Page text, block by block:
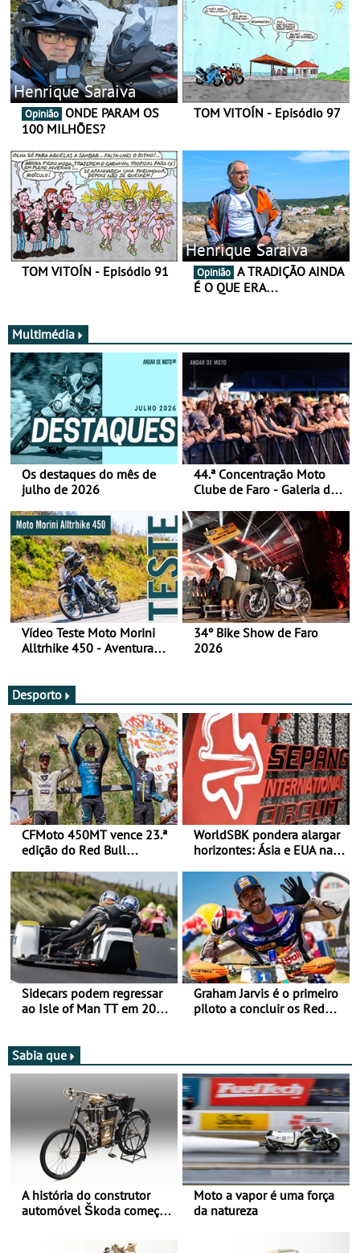
Henrique Saraiva
Opinião
100 MILHÕES?
TOM VITOÍN - Episódio 97
TOM VITOÍN - Episódio 91
Henrique Saraiva
Opinião
É O QUE ERA…
Multimédia
Os destaques do mês de
julho de 2026
44.ª Concentração Moto
Clube de Faro - Galeria de
Vídeo Teste Moto Morini
Alltrhike 450 - Aventura
34º Bike Show de Faro
2026
Desporto
CFMoto 450MT vence 23.ª
edição do Red Bull
Categorias Adventure -
Vitória na Ultimate, Core e
Lite
WorldSBK pondera alargar
horizontes: Ásia e EUA na
Sidecars podem regressar
ao Isle of Man TT em 2027
Graham Jarvis é o primeiro
piloto a concluir os Red
Sabia que
A história do construtor
automóvel Škoda começou
Moto a vapor é uma força
da natureza